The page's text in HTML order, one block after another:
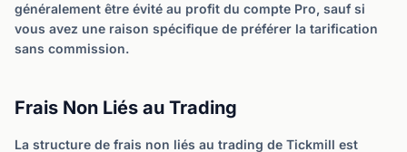
généralement être évité au profit du compte Pro, sauf si
vous avez une raison spécifique de préférer la tarification
sans commission.
Frais Non Liés au Trading
La structure de frais non liés au trading de Tickmill est